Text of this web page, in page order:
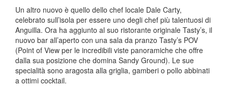
Un altro nuovo è quello dello chef locale Dale Carty,
celebrato sull’isola per essere uno degli chef più talentuosi di
Anguilla. Ora ha aggiunto al suo ristorante originale Tasty’s, il
nuovo bar all’aperto con una sala da pranzo Tasty’s POV
(Point of View per le incredibili viste panoramiche che offre
dalla sua posizione che domina Sandy Ground). Le sue
specialità sono aragosta alla griglia, gamberi o pollo abbinati
a ottimi cocktail.